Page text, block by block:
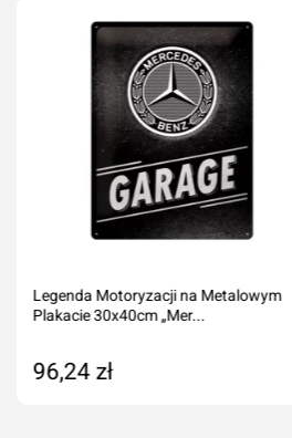
Legenda Motoryzacji na Metalowym
Plakacie 30x40cm „Mer...
96,24 zł